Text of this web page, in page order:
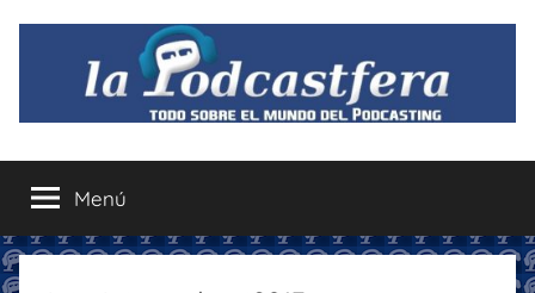
contenido
La
Podcastfera
el
mundo
del
Menú